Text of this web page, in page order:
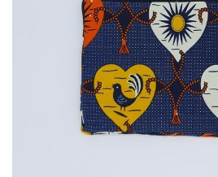
35,00€